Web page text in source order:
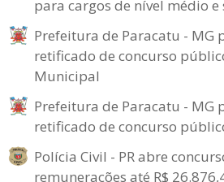
para cargos de nível médio
Prefeitura de Paracatu - MG
retificado de concurso
Municipal
Prefeitura de Paracatu - MG
retificado de concurso
Polícia Civil - PR abre
remunerações até R$